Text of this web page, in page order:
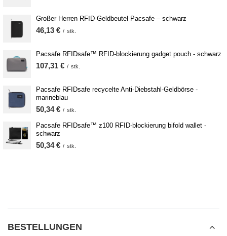
Großer Herren RFID-Geldbeutel Pacsafe – schwarz
46,13 € / stk.
Pacsafe RFIDsafe™ RFID-blockierung gadget pouch - schwarz
107,31 € / stk.
Pacsafe RFIDsafe recycelte Anti-Diebstahl-Geldbörse -
marineblau
50,34 € / stk.
Pacsafe RFIDsafe™ z100 RFID-blockierung bifold wallet -
schwarz
50,34 € / stk.
BESTELLUNGEN